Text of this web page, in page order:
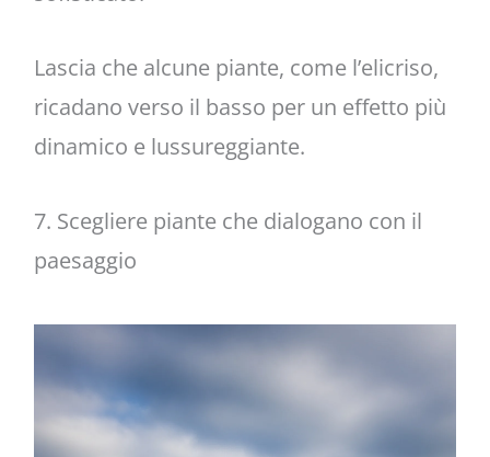
Lascia che alcune piante, come l’elicriso,
ricadano verso il basso per un effetto più
dinamico e lussureggiante.
7. Scegliere piante che dialogano con il
paesaggio